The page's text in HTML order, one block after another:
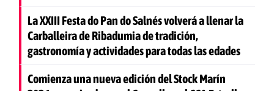
La XXIII Festa do Pan do Salnés volverá a llenar la
Carballeira de Ribadumia de tradición,
gastronomía y actividades para todas las edades
Comienza una nueva edición del Stock Marín